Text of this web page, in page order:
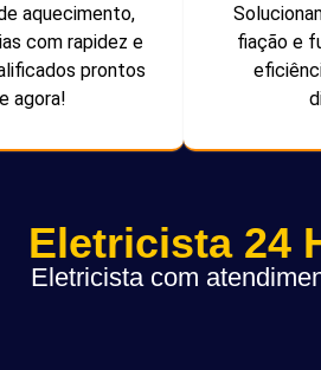
aquecimento,
com rapidez e
prontos
agora!
fiação e
Eletricista 24
Eletricista com